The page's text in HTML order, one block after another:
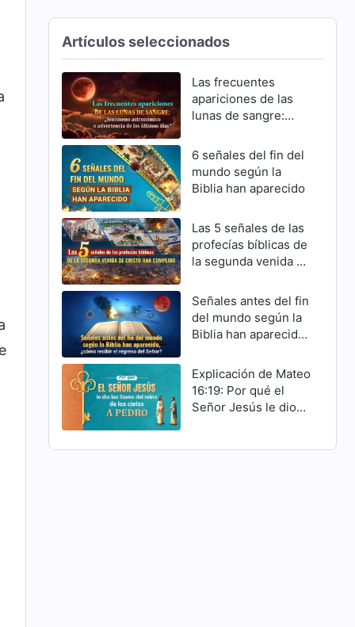
Artículos seleccionados
Las frecuentes
apariciones de las
lunas de sangre:
astronómico o
advertencia de los
últimos días?
6 señales del fin del
mundo según la
Biblia han aparecido
Las 5 señales de las
profecías bíblicas de
la segunda venida de
Señales antes del fin
del mundo según la
Biblia han aparecido,
regreso del Señor?
Explicación de Mateo
16:19: Por qué el
Señor Jesús le dio